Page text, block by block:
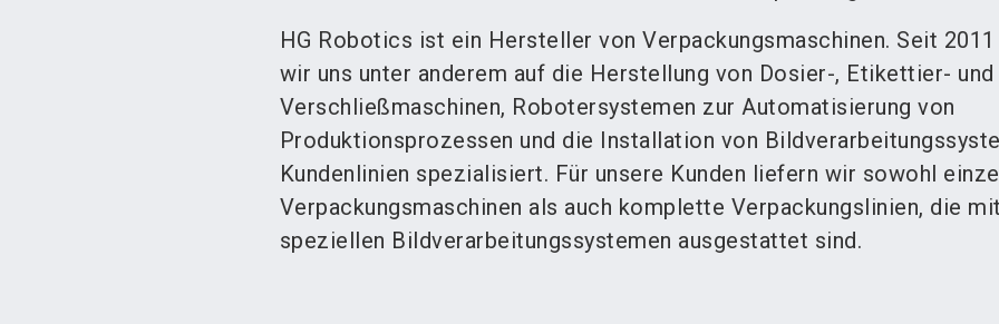
HG Robotics ist ein Hersteller von Verpackungsmaschinen. Seit 2011
wir uns unter anderem auf die Herstellung von Dosier-, Etikettier- und
Verschließmaschinen, Robotersystemen zur Automatisierung von
Produktionsprozessen und die Installation von
Kundenlinien spezialisiert. Für unsere Kunden liefern wir sowohl
Verpackungsmaschinen als auch komplette Verpackungslinien, die
speziellen Bildverarbeitungssystemen ausgestattet sind.